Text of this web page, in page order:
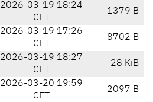
2026-03-19 18:24
CET
1379 B
2026-03-19 17:26
CET
8702 B
2026-03-19 18:27
CET
28 KiB
2026-03-20 19:59
CET
2097 B